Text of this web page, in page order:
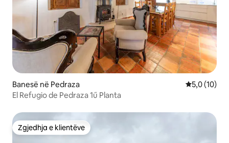
Banesë në Pedraza Vlerësimi
5,0 (10)
El Refugio de Pedraza 1ű Planta
Zgjedhja e klientëve
Zgjedhja e klientëve